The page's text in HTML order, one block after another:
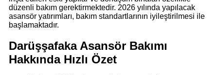
düzenli bakım gerektirmektedir. 2026 yılında yapılacak
asansör yatırımları, bakım standartlarının iyileştirilmesi ile
başlamaktadır.
Darüşşafaka Asansör Bakımı
Hakkında Hızlı Özet